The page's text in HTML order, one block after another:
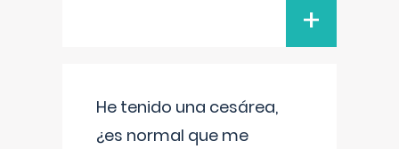
+
He tenido una cesárea,
¿es normal que me